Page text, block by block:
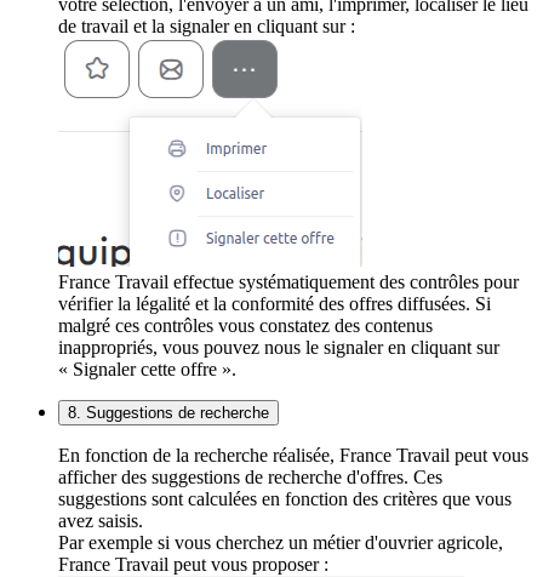
votre sélection, l'envoyer à un ami, l'imprimer, localiser le lieu
de travail et la signaler en cliquant sur :
France Travail effectue systématiquement des contrôles pour
vérifier la légalité et la conformité des offres diffusées. Si
malgré ces contrôles vous constatez des contenus
inappropriés, vous pouvez nous le signaler en cliquant sur
« Signaler cette offre ».
8. Suggestions de recherche
En fonction de la recherche réalisée, France Travail peut vous
afficher des suggestions de recherche d'offres. Ces
suggestions sont calculées en fonction des critères que vous
avez saisis.
Par exemple si vous cherchez un métier d'ouvrier agricole,
France Travail peut vous proposer :